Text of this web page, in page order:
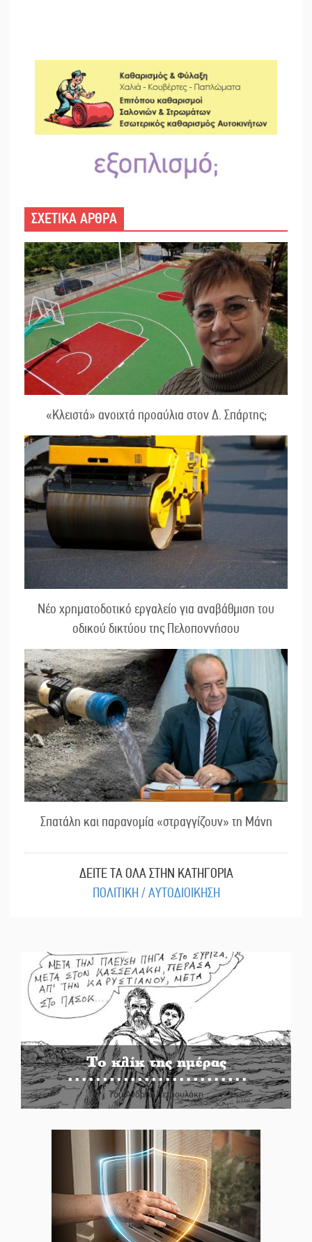
ΣΧΕΤΙΚΑ ΑΡΘΡΑ
«Κλειστά» ανοιχτά προαύλια στον Δ. Σπάρτης;
Νέο χρηματοδοτικό εργαλείο για αναβάθμιση του
οδικού δικτύου της Πελοποννήσου
Σπατάλη και παρανομία «στραγγίζουν» τη Μάνη
ΔΕΙΤΕ ΤΑ ΟΛΑ ΣΤΗΝ ΚΑΤΗΓΟΡΙΑ
ΠΟΛΙΤΙΚΗ / ΑΥΤΟΔΙΟΙΚΗΣΗ
Το κλίκ της ημέρας
Του Ανδρέα Πετρουλάκη